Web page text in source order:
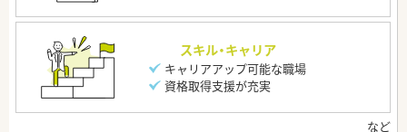
スキル・キャリア
キャリアアップ可能な職場
資格取得支援が充実